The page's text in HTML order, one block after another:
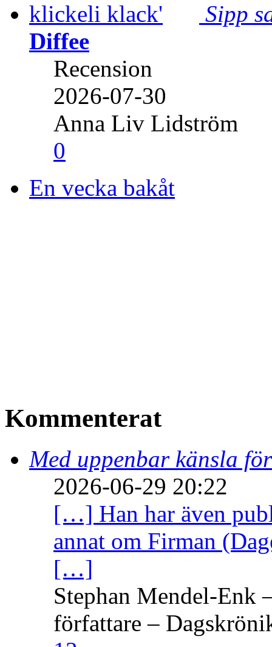
Sipp
Diffee
Recension
2026-07-30
Anna Liv Lidström
0
En vecka bakåt
Kommenterat
Med uppenbar känsla
2026-06-29 20:22
[…] Han har även
annat om Firman
[…]
Stephan Mendel-Enk
författare –